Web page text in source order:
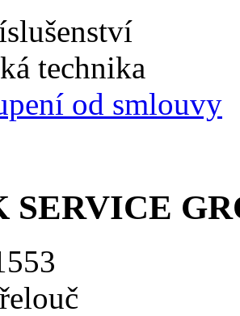
technika
od smlouvy
SERVICE